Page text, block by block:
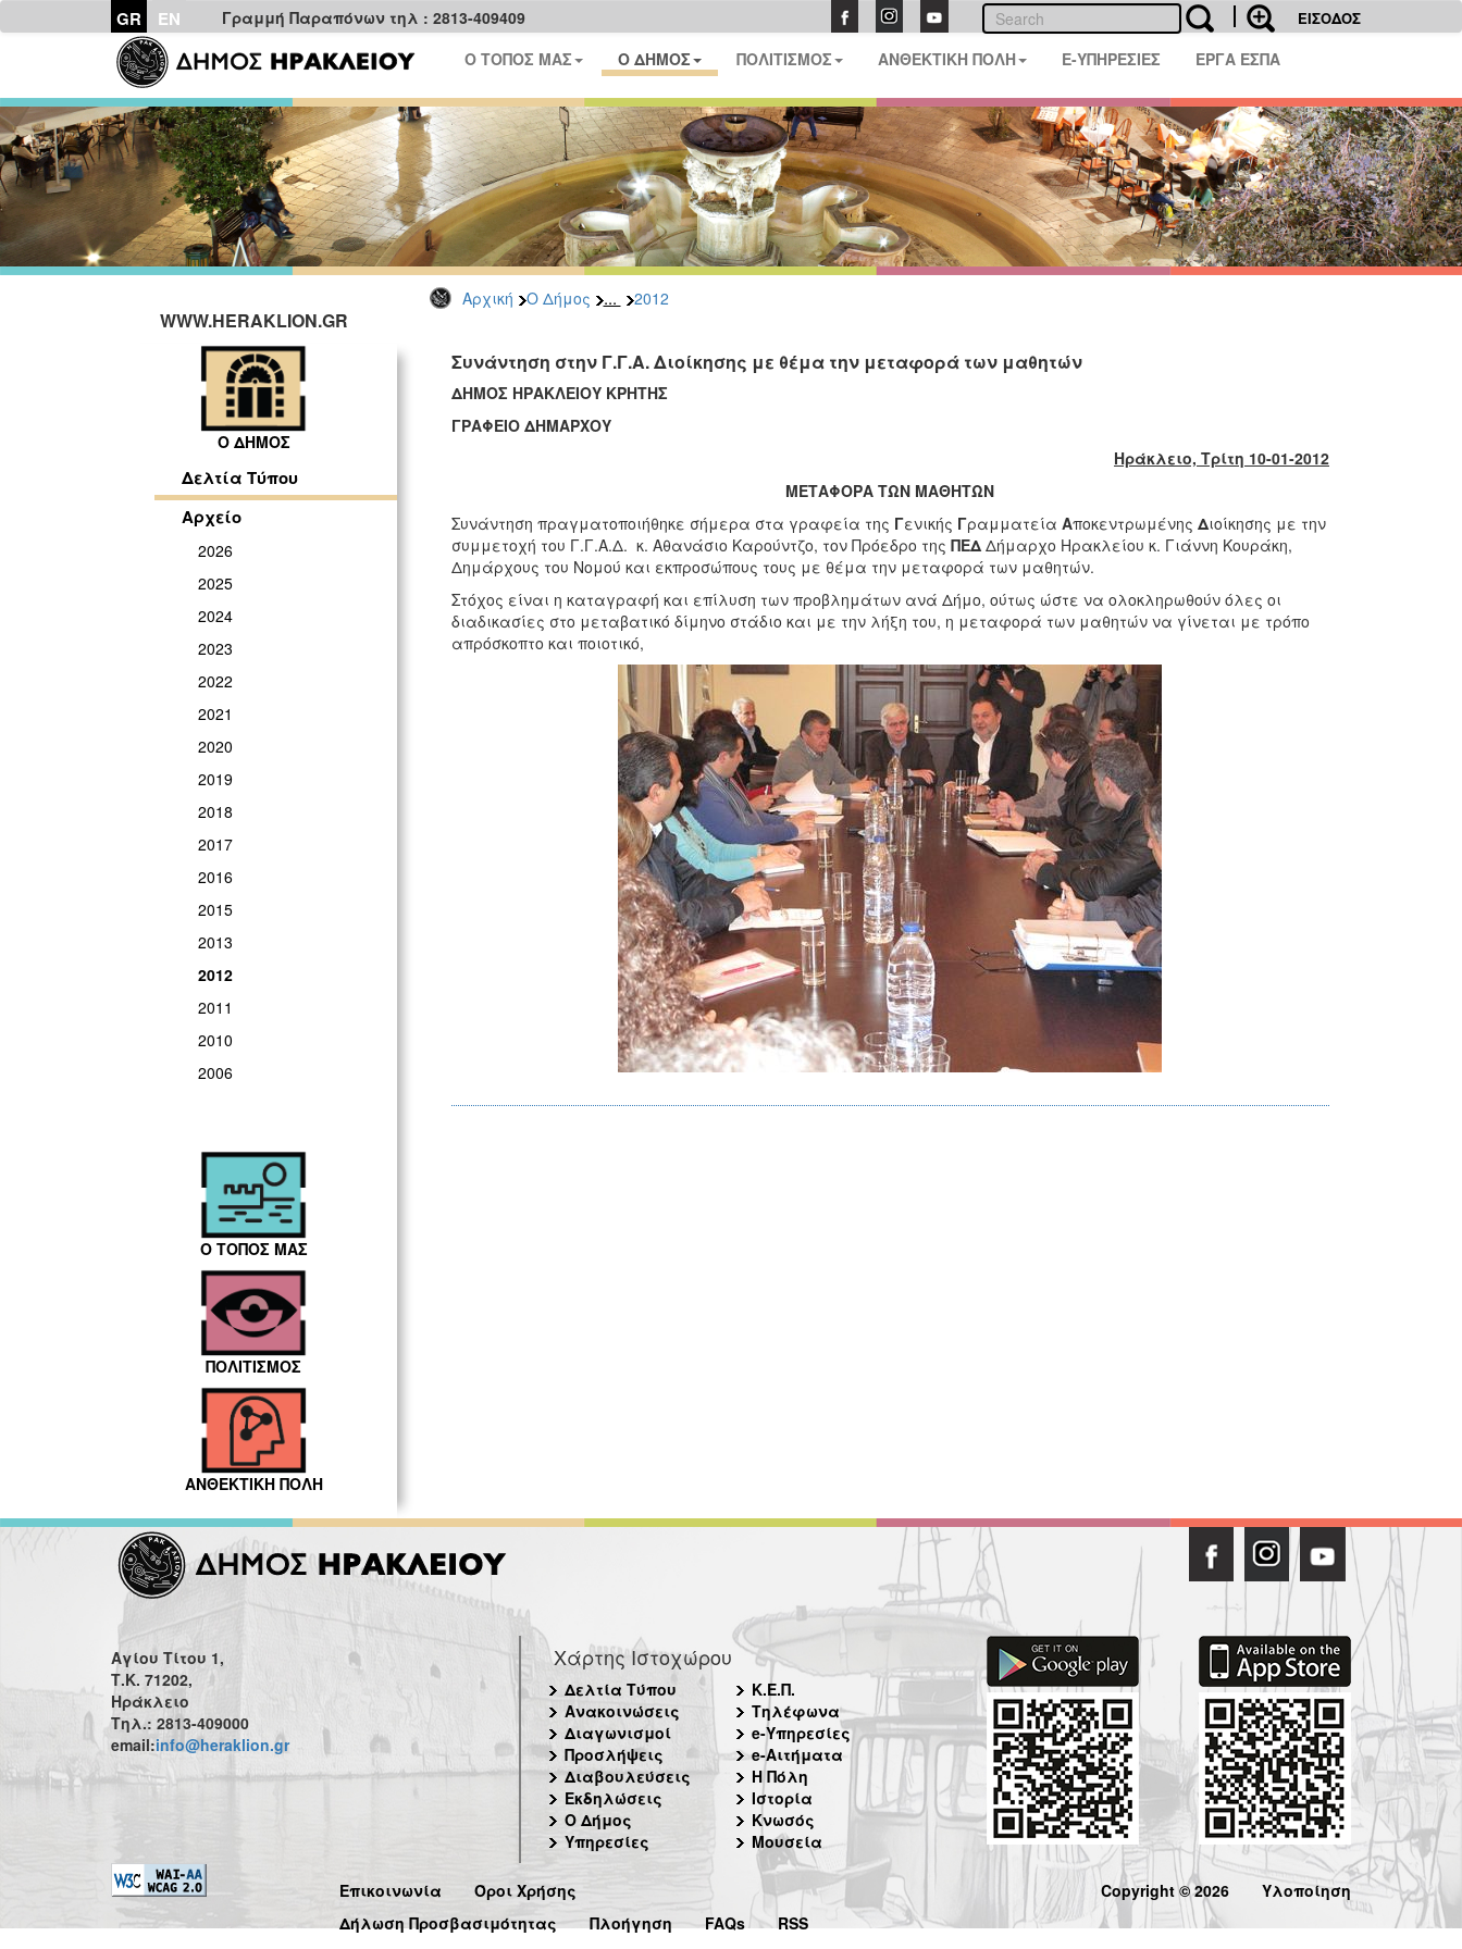
GR EN Γραμμή Παραπόνων τηλ : 2813-409409 ΕΙΣΟΔΟΣ
Ο ΤΟΠΟΣ ΜΑΣ Ο ΔΗΜΟΣ ΠΟΛΙΤΙΣΜΟΣ ΑΝΘΕΚΤΙΚΗ ΠΟΛΗ E-ΥΠΗΡΕΣΙΕΣ ΕΡΓΑ ΕΣΠΑ
Αρχική Ο Δήμος ... 2012
WWW.HERAKLION.GR
Ο ΔΗΜΟΣ
Δελτία Τύπου
Αρχείο
2026
2025
2024
2023
2022
2021
2020
2019
2018
2017
2016
2015
2013
2012
2011
2010
2006
Ο ΤΟΠΟΣ ΜΑΣ
ΠΟΛΙΤΙΣΜΟΣ
ΑΝΘΕΚΤΙΚΗ ΠΟΛΗ
Συνάντηση στην Γ.Γ.Α. Διοίκησης με θέμα την μεταφορά των μαθητών
ΔΗΜΟΣ ΗΡΑΚΛΕΙΟΥ ΚΡΗΤΗΣ
ΓΡΑΦΕΙΟ ΔΗΜΑΡΧΟΥ
Ηράκλειο, Τρίτη 10-01-2012
ΜΕΤΑΦΟΡΑ ΤΩΝ ΜΑΘΗΤΩΝ
Συνάντηση πραγματοποιήθηκε σήμερα στα γραφεία της Γενικής Γραμματεία Αποκεντρωμένης Διοίκησης με την
συμμετοχή του Γ.Γ.Α.Δ. κ. Αθανάσιο Καρούντζο, τον Πρόεδρο της ΠΕΔΔήμαρχο Ηρακλείου κ. Γιάννη Κουράκη,
Δημάρχους του Νομού και εκπροσώπους τους με θέμα την μεταφορά των μαθητών.
Στόχος είναι η καταγραφή και επίλυση των προβλημάτων ανά Δήμο, ούτως ώστε να ολοκληρωθούν όλες οι
διαδικασίες στο μεταβατικό δίμηνο στάδιο και με την λήξη του, η μεταφορά των μαθητών να γίνεται με τρόπο
απρόσκοπτο και ποιοτικό,
Αγίου Τίτου 1,
Τ.Κ. 71202,
Ηράκλειο
Τηλ.: 2813-409000
email:info@heraklion.gr
Χάρτης Ιστοχώρου
Δελτία Τύπου
Ανακοινώσεις
Διαγωνισμοί
Προσλήψεις
Διαβουλεύσεις
Εκδηλώσεις
Ο Δήμος
Υπηρεσίες
Κ.Ε.Π.
Τηλέφωνα
e-Υπηρεσίες
e-Αιτήματα
Η Πόλη
Ιστορία
Κνωσός
Μουσεία
Επικοινωνία
Όροι Χρήσης
Δήλωση Προσβασιμότητας
Πλοήγηση FAQs RSS
Copyright © 2026 Υλοποίηση